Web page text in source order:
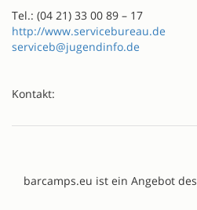
Tel.: (04 21) 33 00 89 – 17
http://www.servicebureau.de
serviceb@jugendinfo.de
Kontakt:
barcamps.eu ist ein Angebot des